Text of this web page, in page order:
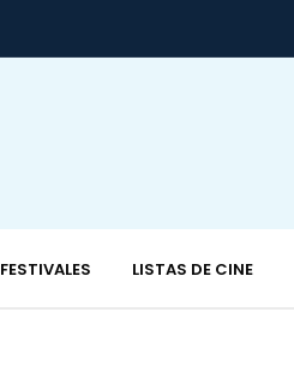
LISTAS DE CINE